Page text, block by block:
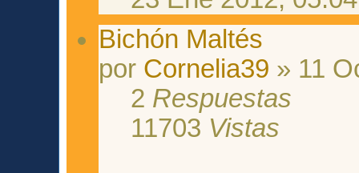
Bichón Maltés
por Cornelia39 » 11
2 Respuestas
11703 Vistas